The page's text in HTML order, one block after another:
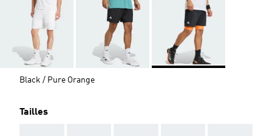
Black / Pure Orange
Tailles